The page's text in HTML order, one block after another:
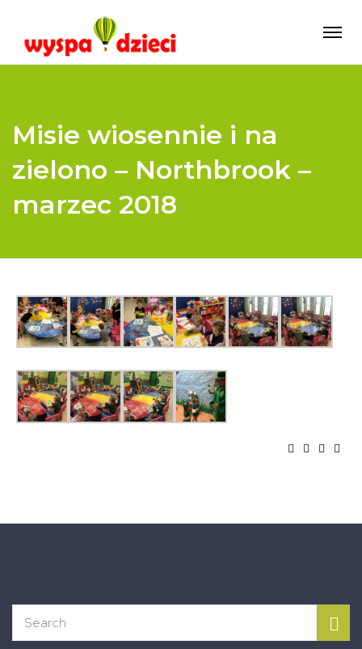
Misie wiosennie i na
zielono – Northbrook –
marzec 2018